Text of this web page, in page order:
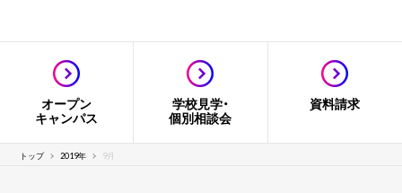
オープン
キャンパス
学校見学・
個別相談会
資料請求
トップ 2019年 9月